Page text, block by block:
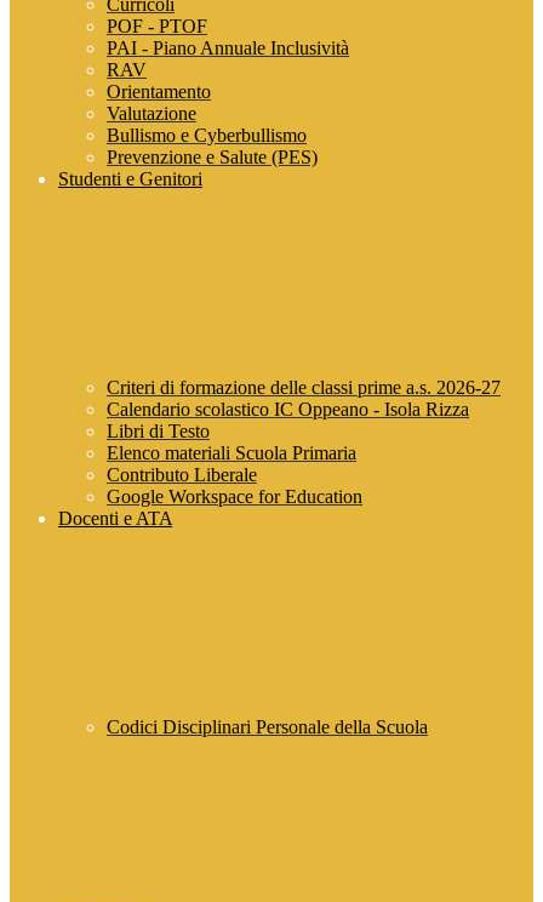
Curricoli
POF - PTOF
PAI - Piano Annuale Inclusività
RAV
Orientamento
Valutazione
Bullismo e Cyberbullismo
Prevenzione e Salute (PES)
Studenti e Genitori
Criteri di formazione delle classi prime a.s. 2026-27
Calendario scolastico IC Oppeano - Isola Rizza
Libri di Testo
Elenco materiali Scuola Primaria
Contributo Liberale
Google Workspace for Education
Docenti e ATA
Codici Disciplinari Personale della Scuola